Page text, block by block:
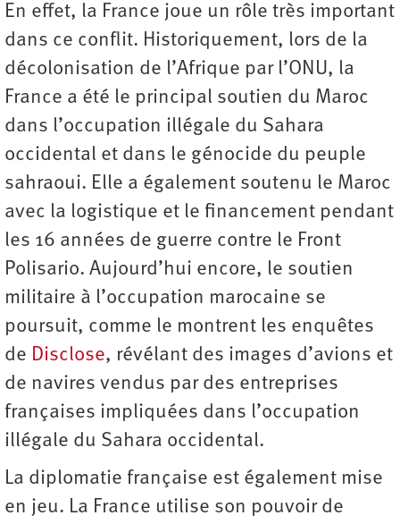
En effet, la France joue un rôle très important
dans ce conflit. Historiquement, lors de la
décolonisation de l’Afrique par l’ONU, la
France a été le principal soutien du Maroc
dans l’occupation illégale du Sahara
occidental et dans le génocide du peuple
sahraoui. Elle a également soutenu le Maroc
avec la logistique et le financement pendant
les 16 années de guerre contre le Front
Polisario. Aujourd’hui encore, le soutien
militaire à l’occupation marocaine se
poursuit, comme le montrent les enquêtes
de Disclose, révélant des images d’avions et
de navires vendus par des entreprises
françaises impliquées dans l’occupation
illégale du Sahara occidental.
La diplomatie française est également mise
en jeu. La France utilise son pouvoir de